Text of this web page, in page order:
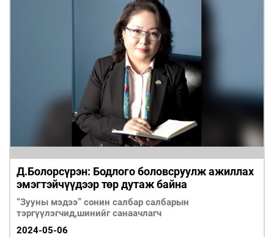
Д.Болорсүрэн: Бодлого боловсруулж ажиллах
эмэгтэйчүүдээр төр дутаж байна
“Зууны мэдээ” сонин салбар салбарын
тэргүүлэгчид,шинийг санаачлагч
2024-05-06